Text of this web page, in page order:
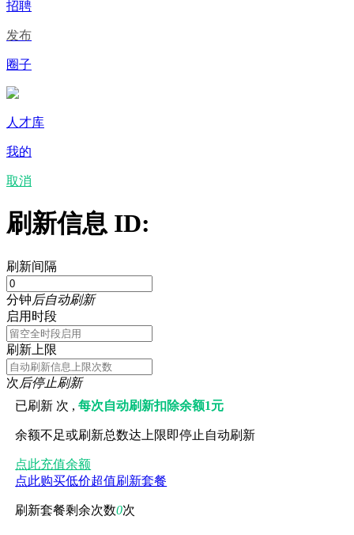
招聘
发布
圈子
人才库
我的
取消
刷新信息 ID:
刷新间隔
分钟后自动刷新
启用时段
刷新上限
次后停止刷新
已刷新 次 ,每次自动刷新扣除余额1元
余额不足或刷新总数达上限即停止自动刷新
点此充值余额
点此购买低价超值刷新套餐
刷新套餐剩余次数0次